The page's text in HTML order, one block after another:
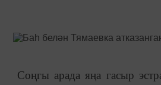
Соңгы арада яңа гасыр